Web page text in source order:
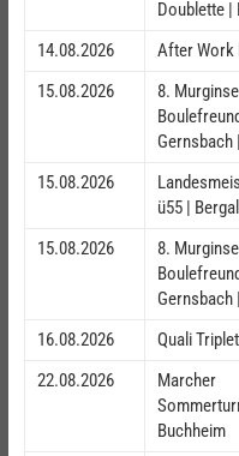
Doublette |
14.08.2026
After Work
15.08.2026
8.
Gernsbach
15.08.2026
ü55 |
15.08.2026
8.
Gernsbach
16.08.2026
Quali
22.08.2026
Marcher
Buchheim